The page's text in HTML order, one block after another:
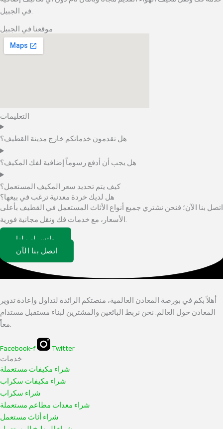
في الجبيل.
موقعنا في الجبيل
التعليمات
هل تقدمون خدماتكم خارج مدينة القطيف؟
هل يجب أن أدفع رسوماً إضافية لفك المكيف؟
كيف يتم تحديد سعر المكيف المستعمل؟
هل لديك خردة معدنية ترغب في بيعها؟
اتصل بنا الآن؛ فنحن نشتري جميع أنواع الأثاث المستعمل في القطيف بأعلى
الأسعار، مع خدمات فك ونقل مجانية فورية.
واتس اب لنا
اتصل بنا الآن
أهلاً بكم في بورصة المعادن العالمية، منصتكم الرائدة لتداول وإعادة تدوير
المعادن حول العالم. نحن نربط البائعين والمشترين لبناء مستقبل مستدام
معاً.
Facebook-f
Twitter
خدمات
شراء مكيفات مستعملة
شراء مكيفات سكراب
شراء سكراب
شراء معدات مطاعم مستعملة
شراء أثاث مستعمل